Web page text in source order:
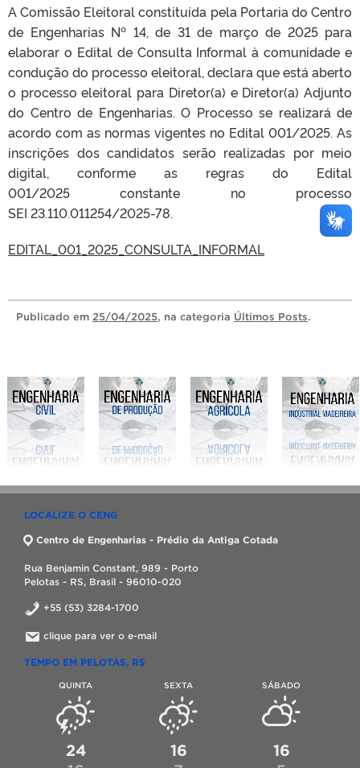
A Comissão Eleitoral constituída pela Portaria do Centro
de Engenharias Nº 14, de 31 de março de 2025 para
elaborar o Edital de Consulta Informal à comunidade e
condução do processo eleitoral, declara que está aberto
o processo eleitoral para Diretor(a) e Diretor(a) Adjunto
do Centro de Engenharias. O Processo se realizará de
acordo com as normas vigentes no Edital 001/2025. As
inscrições dos candidatos serão realizadas por meio
digital, conforme as regras do Edital
001/2025 constante no processo
SEI 23.110.011254/2025-78.
EDITAL_001_2025_CONSULTA_INFORMAL
Publicado em 25/04/2025, na categoria Últimos Posts.
LOCALIZE O CENG
Centro de Engenharias - Prédio da Antiga Cotada
Rua Benjamin Constant, 989 - Porto
Pelotas - RS, Brasil - 96010-020
+55 (53) 3284-1700
clique para ver o e-mail
TEMPO EM PELOTAS, RS
QUINTA
24
SEXTA
16
SÁBADO
16